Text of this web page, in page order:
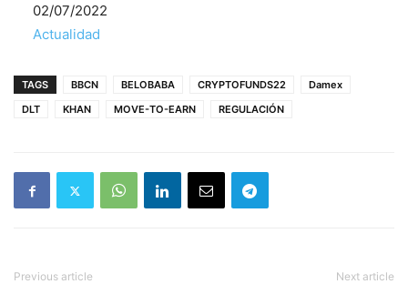
Fecha
02/07/2022
Respecto a
Actualidad
TAGS BBCN BELOBABA CRYPTOFUNDS22
Damex
DLT
KHAN MOVE-TO-EARN REGULACIÓN
Previous article Next article